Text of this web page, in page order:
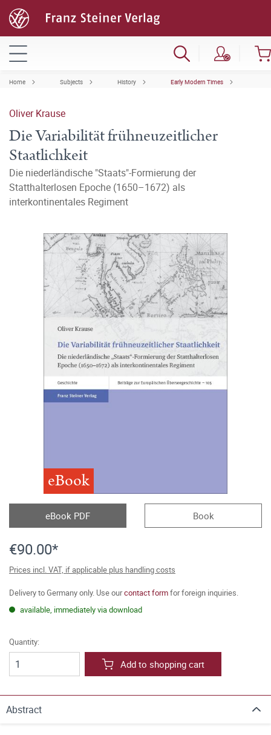
Home Subjects History Early Modern Times
Oliver Krause
Die Variabilität frühneuzeitlicher
Staatlichkeit
Die niederländische "Staats"-Formierung der
Statthalterlosen Epoche (1650–1672) als
interkontinentales Regiment
eBook
eBook PDF Book
€90.00*
Prices incl. VAT, if applicable plus handling costs
Delivery to Germany only. Use ourcontact formfor foreign inquiries.
available, immediately via download
Quantity:
Add to shopping cart
Abstract